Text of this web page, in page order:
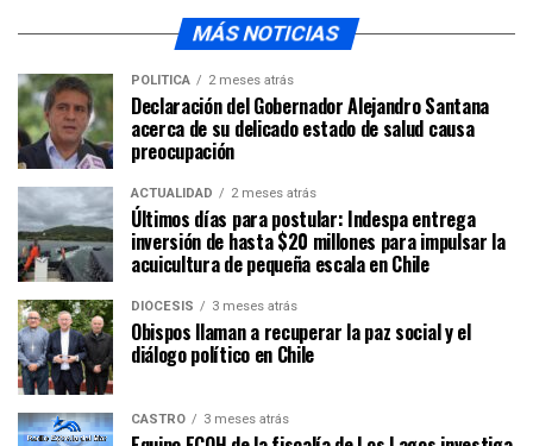
MÁS NOTICIAS
POLÍTICA 2 meses atrás
Declaración del Gobernador Alejandro Santana
acerca de su delicado estado de salud causa
preocupación
ACTUALIDAD 2 meses atrás
Últimos días para postular: Indespa entrega
inversión de hasta $20 millones para impulsar la
acuicultura de pequeña escala en Chile
DIÓCESIS 3 meses atrás
Obispos llaman a recuperar la paz social y el
diálogo político en Chile
CASTRO 3 meses atrás